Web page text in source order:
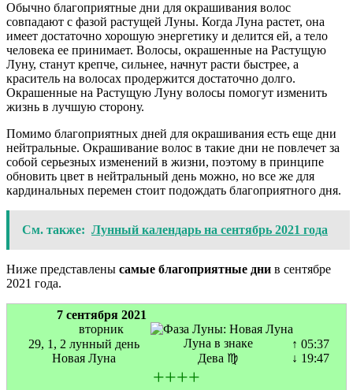
Обычно благоприятные дни для окрашивания волос
совпадают с фазой растущей Луны. Когда Луна растет, она
имеет достаточно хорошую энергетику и делится ей, а тело
человека ее принимает. Волосы, окрашенные на Растущую
Луну, станут крепче, сильнее, начнут расти быстрее, а
краситель на волосах продержится достаточно долго.
Окрашенные на Растущую Луну волосы помогут изменить
жизнь в лучшую сторону.
Помимо благоприятных дней для окрашивания есть еще дни
нейтральные. Окрашивание волос в такие дни не повлечет за
собой серьезных изменений в жизни, поэтому в принципе
обновить цвет в нейтральный день можно, но все же для
кардинальных перемен стоит подождать благоприятного дня.
См. также: Лунный календарь на сентябрь 2021 года
Ниже представлены самые благоприятные дни в сентябре
2021 года.
7 сентября 2021
вторник
29, 1, 2 лунный день
Новая Луна
Луна в знаке
Дева ♍
↑ 05:37
↓ 19:47
++++